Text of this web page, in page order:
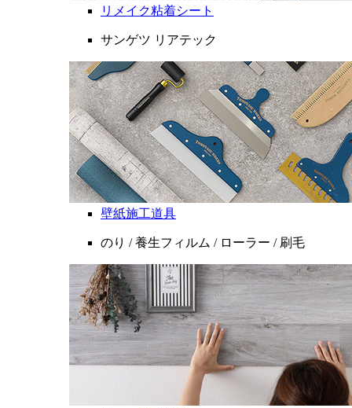
リメイク粘着シート
サンゲツ リアテック
壁紙施工道具
のり / 養生フィルム / ローラー / 刷毛